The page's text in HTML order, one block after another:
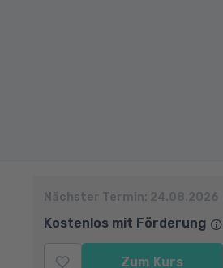
Nächster Termin: 24.08.2026
Kostenlos mit Förderung
Zum Kurs